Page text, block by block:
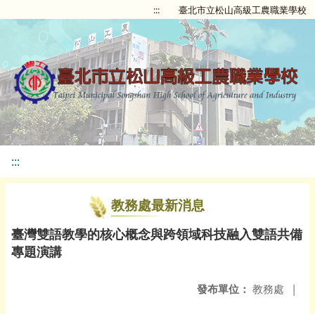
::: 臺北市立松山高級工農職業學校
:::
教務處最新消息
臺灣雙語教學的核心概念與跨領域科技融入雙語共備
專題演講
發布單位： 教務處 |